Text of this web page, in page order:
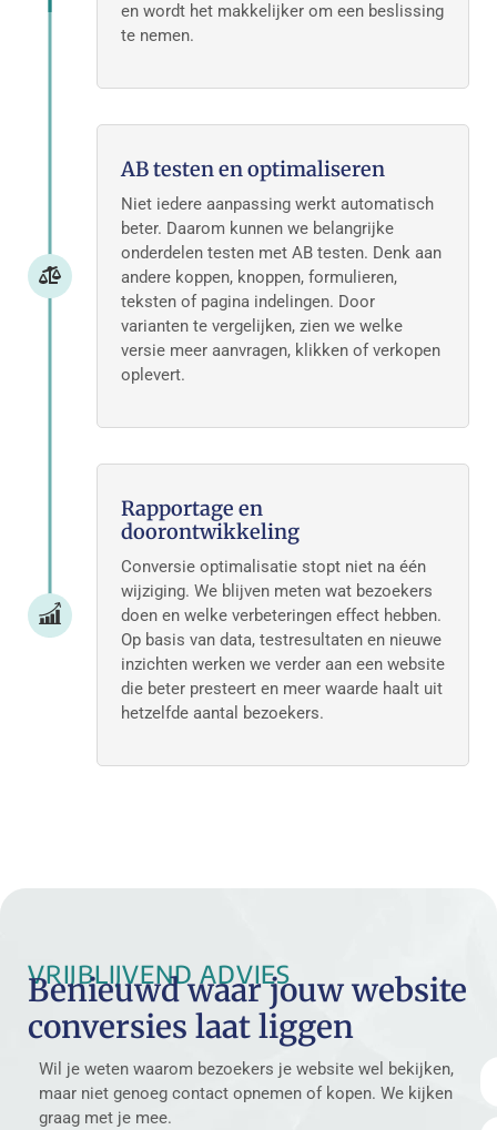
en wordt het makkelijker om een beslissing
te nemen.
AB testen en optimaliseren
Niet iedere aanpassing werkt automatisch
beter. Daarom kunnen we belangrijke
onderdelen testen met AB testen. Denk aan
andere koppen, knoppen, formulieren,
teksten of pagina indelingen. Door
varianten te vergelijken, zien we welke
versie meer aanvragen, klikken of verkopen
oplevert.
Rapportage en
doorontwikkeling
Conversie optimalisatie stopt niet na één
wijziging. We blijven meten wat bezoekers
doen en welke verbeteringen effect hebben.
Op basis van data, testresultaten en nieuwe
inzichten werken we verder aan een website
die beter presteert en meer waarde haalt uit
hetzelfde aantal bezoekers.
VRIJBLIJVEND ADVIES
Benieuwd waar jouw website
conversies laat liggen
Wil je weten waarom bezoekers je website wel bekijken,
maar niet genoeg contact opnemen of kopen. We kijken
graag met je mee.